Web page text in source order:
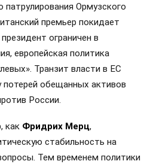
Ормузского
премьер покидает
ограничен в
европейская политика
Транзит власти в ЕС
потерей обещанных активов
России.
как Фридрих Мерц,
стабильность на
Тем временем политики